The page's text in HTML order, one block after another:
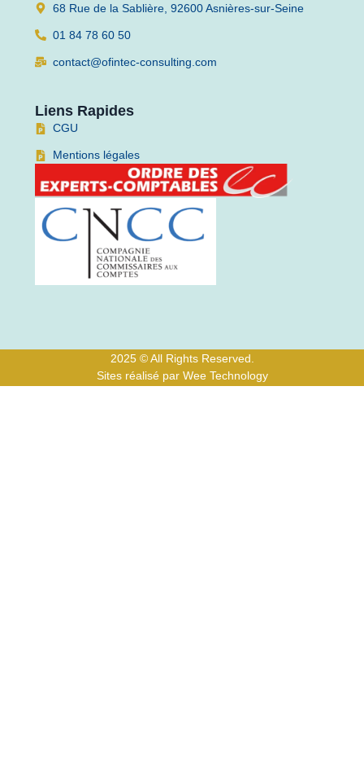
68 Rue de la Sablière, 92600 Asnières-sur-Seine
01 84 78 60 50
contact@ofintec-consulting.com
Liens Rapides
CGU
Mentions légales
2025 © All Rights Reserved.
Sites réalisé par Wee Technology